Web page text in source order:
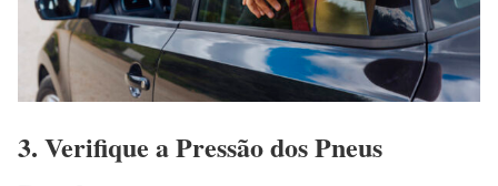
3. Verifique a Pressão dos Pneus